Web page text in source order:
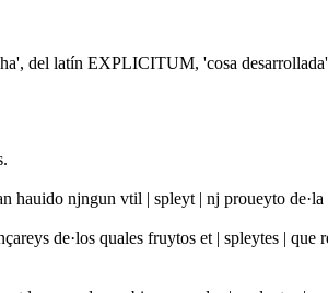
del latín EXPLICITUM, 'cosa
hauido njngun vtil | spleyt | nj proueyto
de·los quales fruytos et | spleytes |